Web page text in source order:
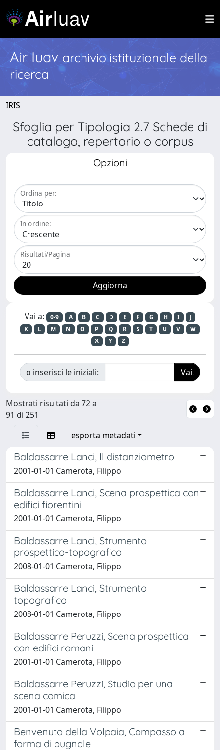
Air Iuav archivio istituzionale della
ricerca
IRIS
Sfoglia per Tipologia 2.7 Schede di
catalogo, repertorio o corpus
Opzioni
Ordina per:
In ordine:
Risultati/Pagina
Vai a: 0-9 A B C D E F G H I
J
K
L M N O P Q R S T U V
W
X
Y Z
o inserisci le iniziali:
Mostrati risultati da 72 a
91 di 251
esporta metadati
Baldassarre Lanci, Il distanziometro
2001-01-01 Camerota, Filippo
Baldassarre Lanci, Scena prospettica con
edifici fiorentini
2001-01-01 Camerota, Filippo
Baldassarre Lanci, Strumento
prospettico-topografico
2008-01-01 Camerota, Filippo
Baldassarre Lanci, Strumento
topografico
2008-01-01 Camerota, Filippo
Baldassarre Peruzzi, Scena prospettica
con edifici romani
2001-01-01 Camerota, Filippo
Baldassarre Peruzzi, Studio per una
scena comica
2001-01-01 Camerota, Filippo
Benvenuto della Volpaia, Compasso a
forma di pugnale